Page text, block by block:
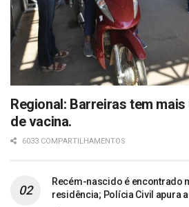
Regional: Barreiras tem mais
de vacina.
6033 COMPARTILHAMENTOS
Recém-nascido é encontrado
residência; Polícia Civil apura